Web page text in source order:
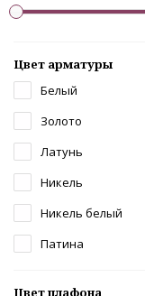
Цвет арматуры
Белый
Золото
Латунь
Никель
Никель белый
Патина
Цвет плафона